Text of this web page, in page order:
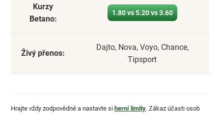
Kurzy
Betano:
1.80 vs 5.20 vs 3.60
Živý přenos:
Dajto, Nova, Voyo, Chance,
Tipsport
Hrajte vždy zodpovědně a nastavte si herní limity. Zákaz účasti osob